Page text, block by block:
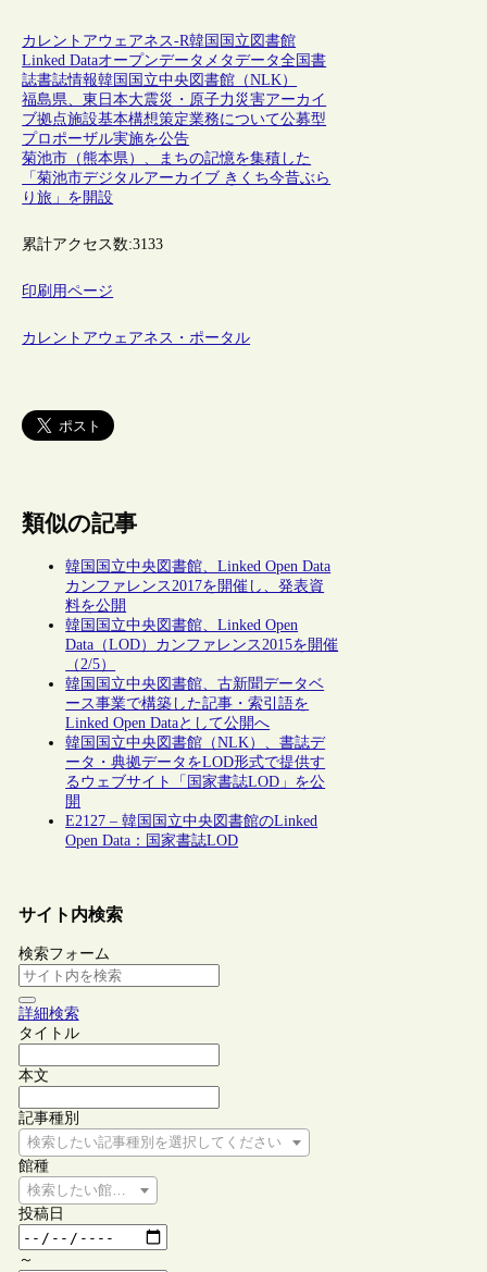
カレントアウェアネス-R韓国 国立図書館
Linked Dataオープンデータ メタデータ全国書
誌書誌情報韓国国立中央図書館（NLK）
福島県、東日本大震災・原子力災害アーカイ
ブ拠点施設基本構想策定業務について公募型
プロポーザル実施を公告
菊池市（熊本県）、まちの記憶を集積した
「菊池市デジタルアーカイブ きくち今昔ぶら
り旅」を開設
累計アクセス数:3133
印刷用ページ
カレントアウェアネス・ポータル
類似の記事
韓国国立中央図書館、Linked Open Data
カンファレンス2017を開催し、発表資
料を公開
韓国国立中央図書館、Linked Open
Data（LOD）カンファレンス2015を開催
（2/5）
韓国国立中央図書館、古新聞データベ
ース事業で構築した記事・索引語を
Linked Open Dataとして公開へ
韓国国立中央図書館（NLK）、書誌デ
ータ・典拠データをLOD形式で提供す
るウェブサイト「国家書誌LOD」を公
開
E2127 – 韓国国立中央図書館のLinked
Open Data：国家書誌LOD
サイト内検索
検索フォーム
詳細検索
タイトル
本文
記事種別
検索したい記事種別を選択してください
館種
検索したい館種を選択してください
投稿日
～